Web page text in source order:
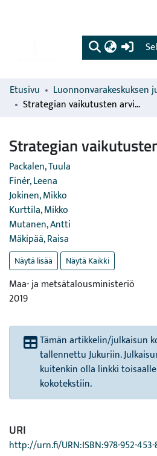
Etusivu
Strategian vaikutusten arviointi
Strategian
Packalen, Tuula
Finér, Leena
Jokinen, Mikko
Kurttila, Mikko
Mutanen, Antti
Mäkipää, Raisa
Näytä lisää Näytä Kaikki
Maa- ja metsätalousministeriö
2019
Tämän artikkelin/julkaisun
tallennettu Jukuriin.
kuitenkin olla linkki
kokotekstiin.
URI
http://urn.fi/URN:ISBN:978-952-453-